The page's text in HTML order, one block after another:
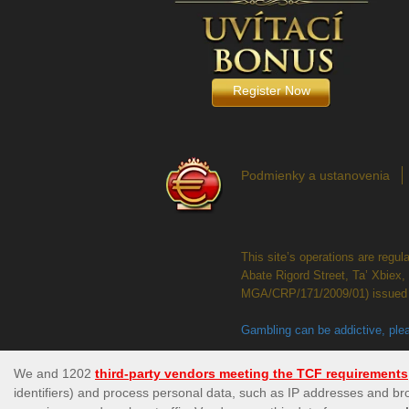
Register Now
Podmienky a ustanovenia
This site’s operations are
Abate Rigord Street, Ta’
MGA/CRP/171/2009/01)
Gambling can be addictive,
Please note that all game